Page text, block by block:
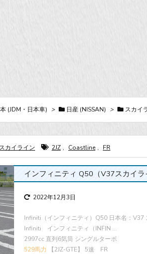
(JDM・日本車) > 日産 (NISSAN) > スカイ
カイライン 2JZ , Coastline , FR
インフィニティ Q50（V37スカイ
2022年12月3日
Infiniti（インフィニティ）Q50 日本名：V37
Infiniti インフィニティ（INFIN ...
2997cc 直列6気筒 シングルターボ
529馬力 【2JZ-GTE】 5速 FR